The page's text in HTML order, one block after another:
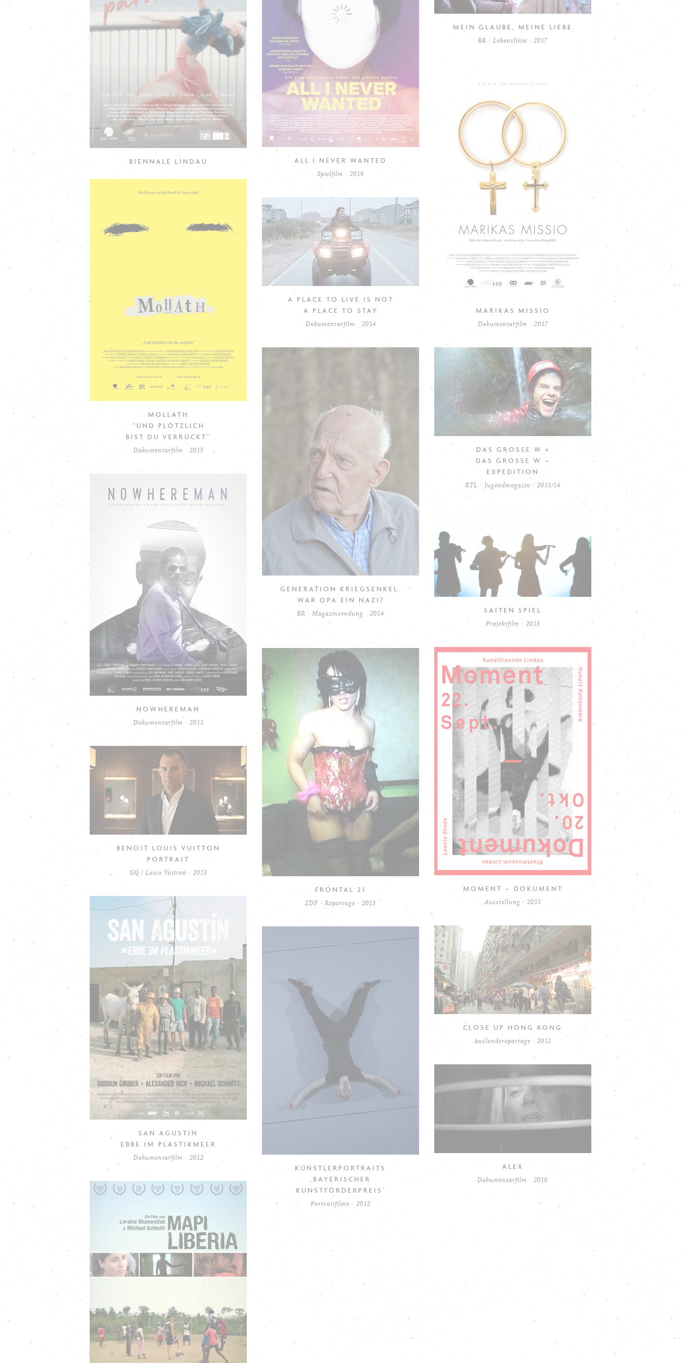
BIENNALE LINDAU ALL I NEVER WANTED
Spielfilm · 2019
MEIN GLAUBE, MEINE LIEBE
BR · Lebenslinie · 2017
MARIKAS MISSIO
Dokumentarfilm · 2017
MOLLATH
“UND PLÖTZLICH
BIST DU VERRÜCKT”
Dokumentarfilm · 2015
A PLACE TO LIVE IS NOT
A PLACE TO STAY
Dokumentarfilm · 2014
GENERATION KRIEGSENKEL.
WAR OPA EIN NAZI?
BR · Magazinsendung · 2014
DAS GROSSE W +
DAS GROSSE W –
EXPEDITION
RTL · Jugendmagazin · 2013/14
NOWHEREMAN
Dokumentarfilm · 2013
SAITEN SPIEL
Projektfilm · 2013
MOMENT – DOKUMENT
Ausstellung · 2013
FRONTAL 21
ZDF · Reportage · 2013
BENOIT LOUIS VUITTON
PORTRAIT
GQ / Louis Vuitton · 2013
SAN AGUSTIN
EBBE IM PLASTIKMEER
Dokumentarfilm · 2012
CLOSE UP HONG KONG
Auslandsreportage · 2012
KÜNSTLERPORTRAITS
‚BAYERISCHER
KUNSTFÖRDERPREIS’
Portraitfilme · 2012
ALEX
Dokumentarfilm · 2010